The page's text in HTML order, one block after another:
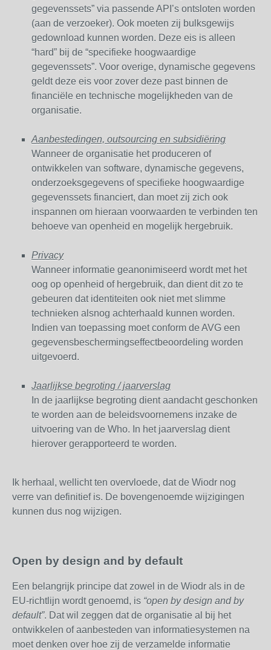
gegevenssets” via passende API’s ontsloten worden
(aan de verzoeker). Ook moeten zij bulksgewijs
gedownload kunnen worden. Deze eis is alleen
“hard” bij de “specifieke hoogwaardige
gegevenssets”. Voor overige, dynamische gegevens
geldt deze eis voor zover deze past binnen de
financiële en technische mogelijkheden van de
organisatie.
Aanbestedingen, outsourcing en subsidiëring
Wanneer de organisatie het produceren of
ontwikkelen van software, dynamische gegevens,
onderzoeksgegevens of specifieke hoogwaardige
gegevenssets financiert, dan moet zij zich ook
inspannen om hieraan voorwaarden te verbinden ten
behoeve van openheid en mogelijk hergebruik.
Privacy
Wanneer informatie geanonimiseerd wordt met het
oog op openheid of hergebruik, dan dient dit zo te
gebeuren dat identiteiten ook niet met slimme
technieken alsnog achterhaald kunnen worden.
Indien van toepassing moet conform de AVG een
gegevensbeschermingseffectbeoordeling worden
uitgevoerd.
Jaarlijkse begroting / jaarverslag
In de jaarlijkse begroting dient aandacht geschonken
te worden aan de beleidsvoornemens inzake de
uitvoering van de Who. In het jaarverslag dient
hierover gerapporteerd te worden.
Ik herhaal, wellicht ten overvloede, dat de Wiodr nog
verre van definitief is. De bovengenoemde wijzigingen
kunnen dus nog wijzigen.
Open by design and by default
Een belangrijk principe dat zowel in de Wiodr als in de
EU-richtlijn wordt genoemd, is “open by design and by
default”. Dat wil zeggen dat de organisatie al bij het
ontwikkelen of aanbesteden van informatiesystemen na
moet denken over hoe zij de verzamelde informatie